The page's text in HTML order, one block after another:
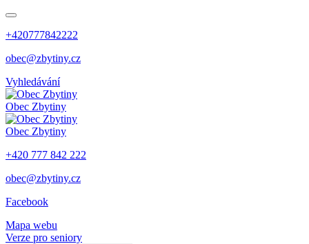
+420777842222
obec@zbytiny.cz
Vyhledávání
Obec Zbytiny
Obec Zbytiny
+420 777 842 222
obec@zbytiny.cz
Facebook
Mapa webu
Verze pro seniory